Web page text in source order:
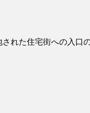
れた住宅街への入口